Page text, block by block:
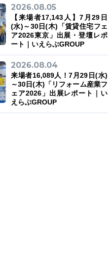
2026.08.05
【来場者17,143人】7月29日
(水)～30日(木)「賃貸住宅フェ
ア2026東京」出展・登壇レポ
ート｜いえらぶGROUP
2026.08.04
来場者16,089人！7月29日(水)
～30日(木)「リフォーム産業フ
ェア2026」出展レポート｜い
えらぶGROUP